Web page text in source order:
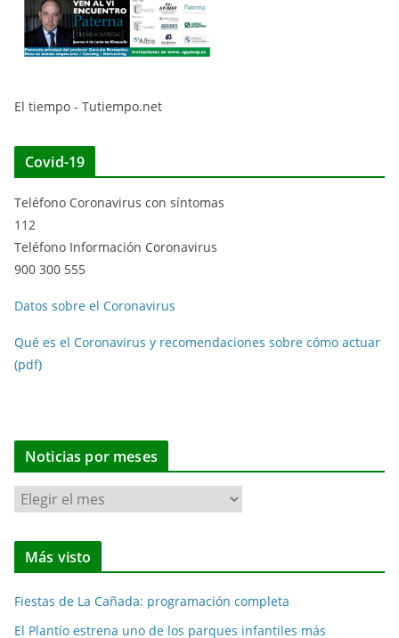
El tiempo - Tutiempo.net
Covid-19
Teléfono Coronavirus con síntomas
112
Teléfono Información Coronavirus
900 300 555
Datos sobre el Coronavirus
Qué es el Coronavirus y recomendaciones sobre cómo actuar
(pdf)
Noticias por meses
N
o
t
i
a
Más visto
Fiestas de La Cañada: programación completa
El Plantío estrena uno de los parques infantiles más